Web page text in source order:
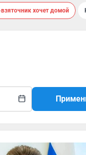
хочет домой